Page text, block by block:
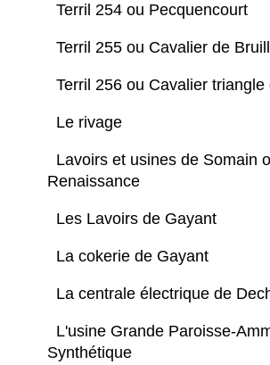
Terril 254 ou Pecquencourt
Terril 255 ou Cavalier de
Terril 256 ou Cavalier triangle
Le rivage
Lavoirs et usines de Somain
Renaissance
Les Lavoirs de Gayant
La cokerie de Gayant
La centrale électrique de
L'usine Grande Paroisse-
Synthétique